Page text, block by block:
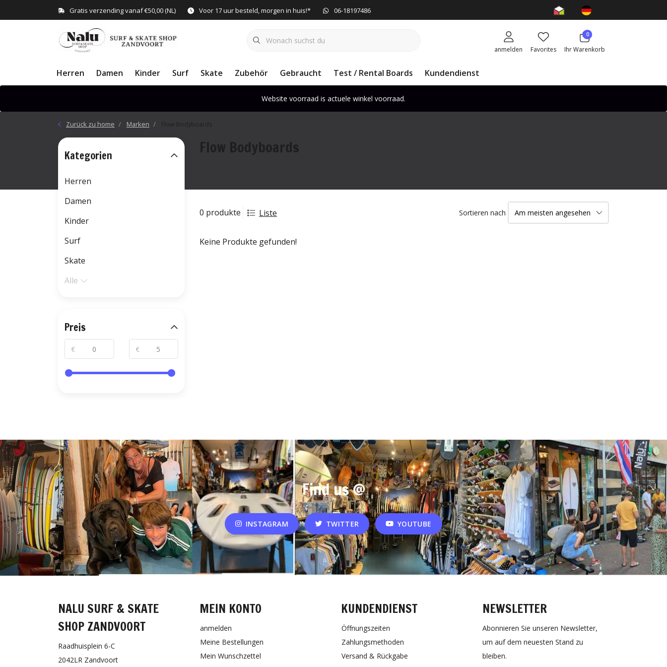
Gratis verzending vanaf €50,00 (NL) Voor 17 uur besteld, morgen in huis!* 06-18197486
anmelden Favorites
0
Ihr Warenkorb
Herren Damen Kinder Surf Skate Zubehör Gebraucht Test / Rental Boards Kundendienst
Website voorraad is actuele winkel voorraad.
Zurück zu home Marken Flow Bodyboards
Flow Bodyboards
0 produkte Liste Sortieren nach
Keine Produkte gefunden!
Kategorien
Herren
Damen
Kinder
Surf
Skate
Alle
Preis
€ €
Find us @
INSTAGRAM TWITTER YOUTUBE
NALU SURF & SKATE
SHOP ZANDVOORT
Raadhuisplein 6-C
2042LR Zandvoort
MEIN KONTO
anmelden
Meine Bestellungen
Mein Wunschzettel
KUNDENDIENST
Öffnungszeiten
Zahlungsmethoden
Versand & Rückgabe
NEWSLETTER
Abonnieren Sie unseren Newsletter,
um auf dem neuesten Stand zu
bleiben.